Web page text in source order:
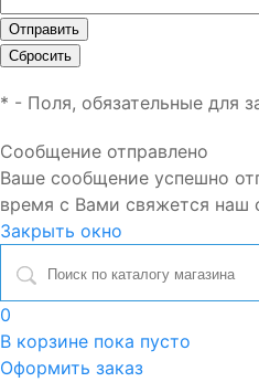
* - Поля, обязательные для
Сообщение отправлено
Ваше сообщение успешно
время с Вами свяжется наш
Закрыть окно
0
В корзине пока пусто
Оформить заказ